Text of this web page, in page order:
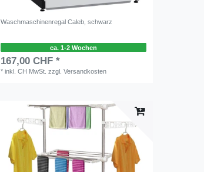
Waschmaschinenregal Caleb, schwarz
ca. 1-2 Wochen
167,00 CHF *
*inkl. CH MwSt. zzgl.Versandkosten